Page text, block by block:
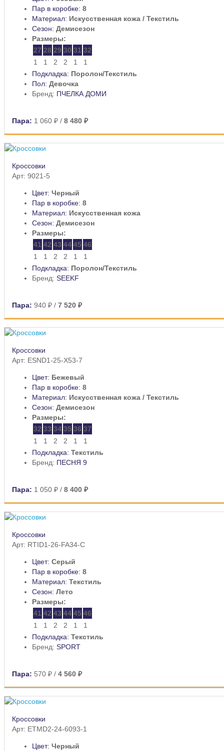
Пар в коробке: 8
Материал: Искусственная кожа / Текстиль
Сезон: Демисезон
Размеры:
27 28 29 30 31 32
1
1 2 2 1
1
Подкладка: Поролон/Текстиль
Пол: Девочка
Бренд: ПЧЕЛКА ДОМИ
Пара: 1 060 ₽ / 8 480 ₽
Кроссовки
Арт: 9021-5
Цвет: Черный
Пар в коробке: 8
Материал: Искусственная кожа
Сезон: Демисезон
Размеры:
41 42 43 44 45 46
1
1 2 2 1
1
Подкладка: Поролон/Текстиль
Бренд: SEEKF
Пара: 940 ₽ / 7 520 ₽
Кроссовки
Арт: ESND1-25-X53-7
Цвет: Бежевый
Пар в коробке: 8
Материал: Искусственная кожа / Текстиль
Сезон: Демисезон
Размеры:
32 33 34 35 36 37
1
1 2 2 1
1
Подкладка: Текстиль
Бренд: ПЕСНЯ 9
Пара: 1 050 ₽ / 8 400 ₽
Кроссовки
Арт: RTID1-26-FA34-C
Цвет: Серый
Пар в коробке: 8
Материал: Текстиль
Сезон: Лето
Размеры:
41 42 43 44 45 46
1
1 2 2 1
1
Подкладка: Текстиль
Бренд: SPORT
Пара: 570 ₽ / 4 560 ₽
Кроссовки
Арт: ETMD2-24-6093-1
Цвет: Черный